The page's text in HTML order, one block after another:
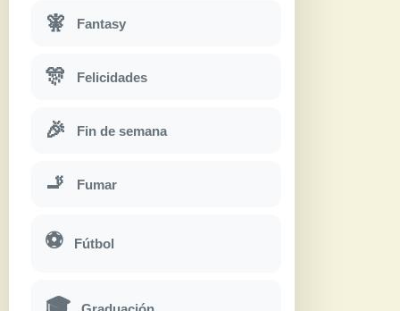
🧚 Fantasy
🎊 Felicidades
🎉 Fin de semana
🚬 Fumar
⚽ Fútbol